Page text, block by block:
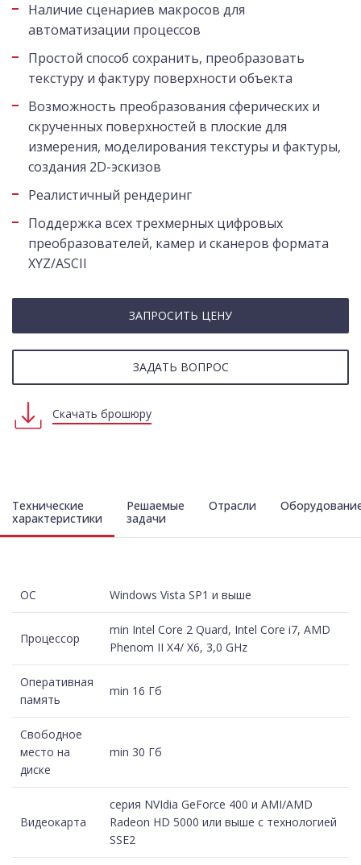
Наличие сценариев макросов для
автоматизации процессов
Простой способ сохранить, преобразовать
текстуру и фактуру поверхности объекта
Возможность преобразования сферических и
скрученных поверхностей в плоские для
измерения, моделирования текстуры и фактуры,
создания 2D-эскизов
Реалистичный рендеринг
Поддержка всех трехмерных цифровых
преобразователей, камер и сканеров формата
XYZ/ASCII
ЗАПРОСИТЬ ЦЕНУ
ЗАДАТЬ ВОПРОС
Скачать брошюру
Технические
характеристики
Решаемые
задачи
Отрасли
ОС Windows Vista SP1 и выше
Процессор
min Intel Core 2 Quard, Intel Core i7, AMD
Phenom II X4/ X6, 3,0 GHz
Оперативная
память
min 16 Гб
Свободное
место на
диске
min 30 Гб
Видеокарта
серия NVIdia GeForce 400 и AMI/AMD
Radeon HD 5000 или выше с технологией
SSE2